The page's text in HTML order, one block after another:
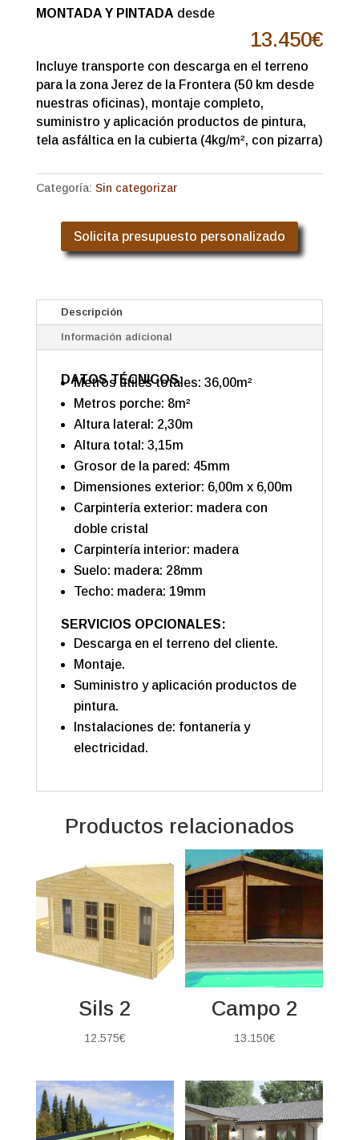
MONTADA Y PINTADA desde
13.450€
Incluye transporte con descarga en el terreno
para la zona Jerez de la Frontera (50 km desde
nuestras oficinas), montaje completo,
suministro y aplicación productos de pintura,
tela asfáltica en la cubierta (4kg/m², con pizarra)
Categoría: Sin categorizar
Solicita presupuesto personalizado
Descripción
Información adicional
DATOS TÉCNICOS:
Metros útiles totales: 36,00m²
Metros porche: 8m²
Altura lateral: 2,30m
Altura total: 3,15m
Grosor de la pared: 45mm
Dimensiones exterior: 6,00m x 6,00m
Carpintería exterior: madera con
doble cristal
Carpintería interior: madera
Suelo: madera: 28mm
Techo: madera: 19mm
SERVICIOS OPCIONALES:
Descarga en el terreno del cliente.
Montaje.
Suministro y aplicación productos de
pintura.
Instalaciones de: fontanería y
electricidad.
Productos relacionados
Sils 2
12.575€
Campo 2
13.150€